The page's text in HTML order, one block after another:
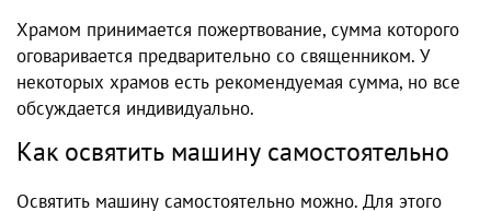
Храмом принимается пожертвование, сумма которого
оговаривается предварительно со священником. У
некоторых храмов есть рекомендуемая сумма, но все
обсуждается индивидуально.
Как освятить машину самостоятельно
Освятить машину самостоятельно можно. Для этого